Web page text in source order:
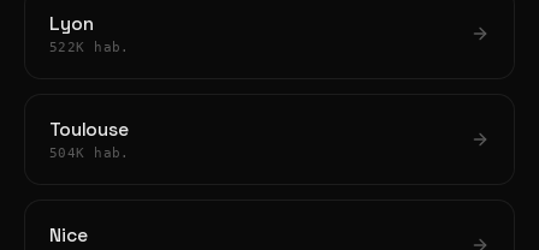
Lyon
522K hab.
Toulouse
504K hab.
Nice